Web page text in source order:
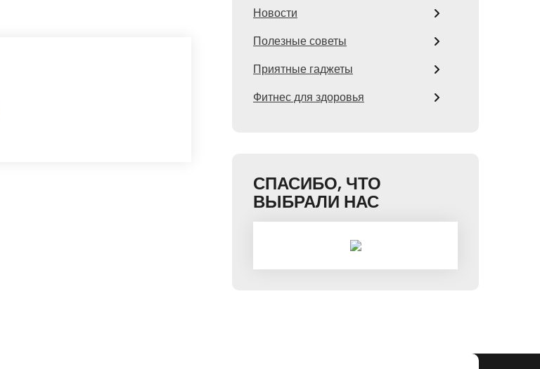
Новости
Полезные советы
Приятные гаджеты
Фитнес для здоровья
СПАСИБО, ЧТО
ВЫБРАЛИ НАС